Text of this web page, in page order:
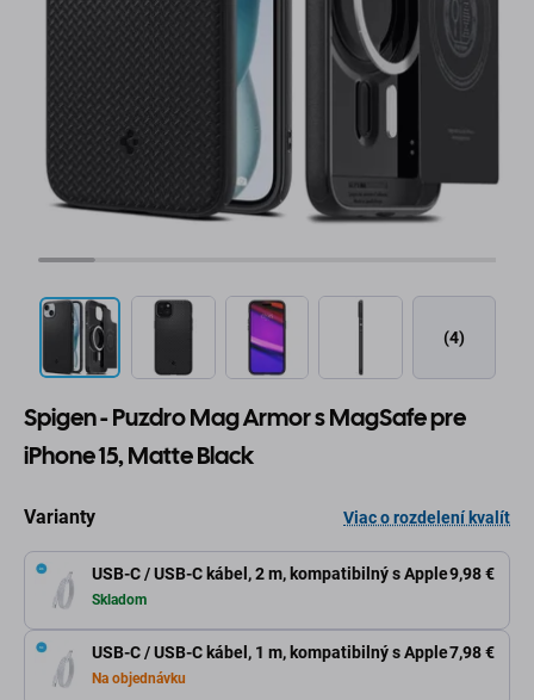
(4)
Spigen - Puzdro Mag Armor s MagSafe pre
iPhone 15, Matte Black
Varianty Viac o rozdelení kvalít
USB-C / USB-C kábel, 2 m, kompatibilný s Apple9,98 €
Skladom
USB-C / USB-C kábel, 1 m, kompatibilný s Apple7,98 €
Na objednávku